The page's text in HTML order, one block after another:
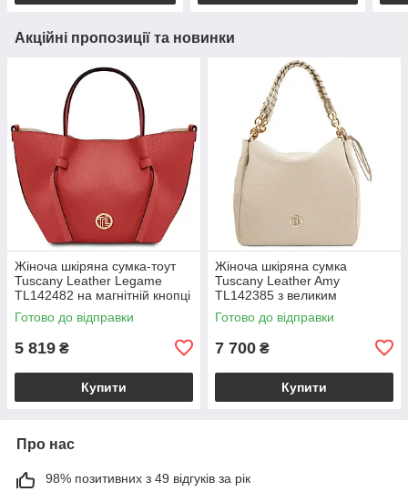
Акційні пропозиції та новинки
Жіноча шкіряна сумка-тоут
Tuscany Leather Legame
TL142482 на магнітній кнопці
з плечовим ременем,
коралова BS2482_1_105
Готово до відправки
5 819 ₴
Купити
Жіноча шкіряна сумка
Tuscany Leather Amy
TL142385 з великим
відділенням і плечовим
ременем, бежева
Готово до відправки
7 700 ₴
Купити
Про нас
98% позитивних з 49 відгуків за рік